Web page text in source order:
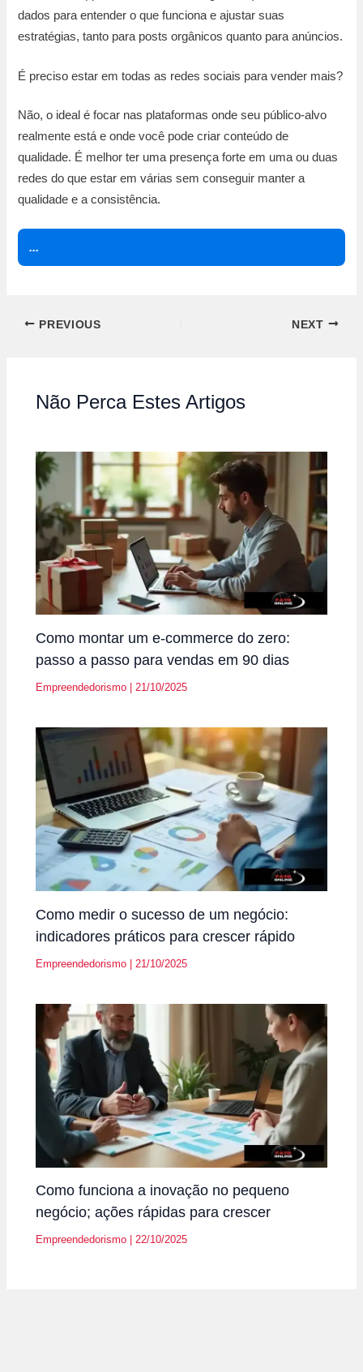
dados para entender o que funciona e ajustar suas
estratégias, tanto para posts orgânicos quanto para anúncios.
É preciso estar em todas as redes sociais para vender mais?
Não, o ideal é focar nas plataformas onde seu público-alvo
realmente está e onde você pode criar conteúdo de
qualidade. É melhor ter uma presença forte em uma ou duas
redes do que estar em várias sem conseguir manter a
qualidade e a consistência.
...
PREVIOUS NEXT
Não Perca Estes Artigos
Como montar um e-commerce do zero:
passo a passo para vendas em 90 dias
Empreendedorismo 21/10/2025
Como medir o sucesso de um negócio:
indicadores práticos para crescer rápido
Empreendedorismo | 21/10/2025
Como funciona a inovação no pequeno
negócio; ações rápidas para crescer
Empreendedorismo |22/10/2025